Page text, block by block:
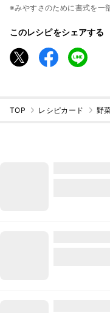
※みやすさのために書式を一
このレシピをシェアする
TOP レシピカード 野